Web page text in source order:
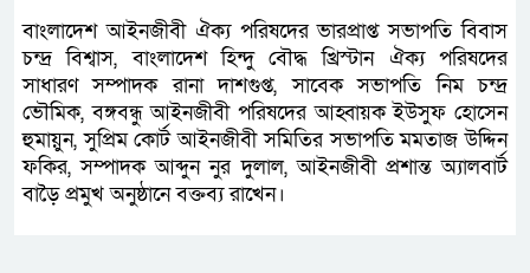
বাংলাদেশ আইনজীবী ঐক্য পরিষদের ভারপ্রাপ্ত সভাপতি বিবাস
চন্দ্র বিশ্বাস, বাংলাদেশ হিন্দু বৌদ্ধ খ্রিস্টান ঐক্য পরিষদের
সাধারণ সম্পাদক রানা দাশগুপ্ত, সাবেক সভাপতি নিম চন্দ্র
ভৌমিক, বঙ্গবন্ধু আইনজীবী পরিষদের আহ্বায়ক ইউসুফ হোসেন
হুমায়ুন, সুপ্রিম কোর্ট আইনজীবী সমিতির সভাপতি মমতাজ উদ্দিন
ফকির, সম্পাদক আব্দুন নুর দুলাল, আইনজীবী প্রশান্ত অ্যালবার্ট
বাড়ৈ প্রমুখ অনুষ্ঠানে বক্তব্য রাখেন।